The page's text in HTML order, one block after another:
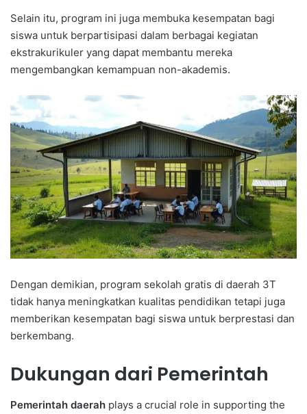
Selain itu, program ini juga membuka kesempatan bagi
siswa untuk berpartisipasi dalam berbagai kegiatan
ekstrakurikuler yang dapat membantu mereka
mengembangkan kemampuan non-akademis.
Dengan demikian, program sekolah gratis di daerah 3T
tidak hanya meningkatkan kualitas pendidikan tetapi juga
memberikan kesempatan bagi siswa untuk berprestasi dan
berkembang.
Dukungan dari Pemerintah
Pemerintah daerah plays a crucial role in supporting the